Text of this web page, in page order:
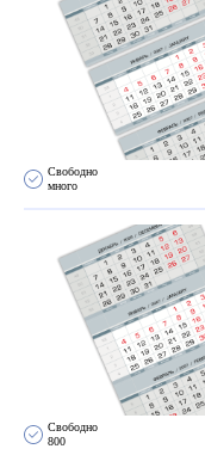
Свободно
много
Свободно
800